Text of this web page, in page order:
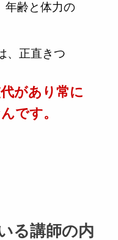
年齢と体力の
、正直きつ
があり常に
です。
る講師の内